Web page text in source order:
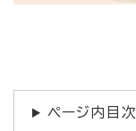
で
ページ内目次